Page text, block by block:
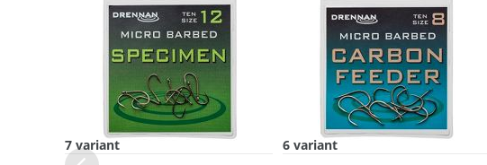
7 variant 6 variant